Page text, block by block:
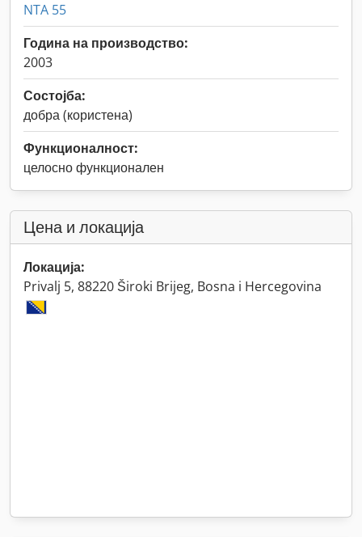
NTA 55
Година на производство:
2003
Состојба:
добра (користена)
Функционалност:
целосно функционален
Цена и локација
Локација:
Privalj 5, 88220 Široki Brijeg, Bosna i Hercegovina